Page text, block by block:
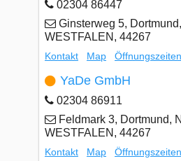
02304 86447
Ginsterweg 5,
WESTFALEN, 44267
Kontakt Map Öffnungszeiten
YaDe GmbH
02304 86911
Feldmark 3, Dortmund,
WESTFALEN, 44267
Kontakt Map Öffnungszeiten